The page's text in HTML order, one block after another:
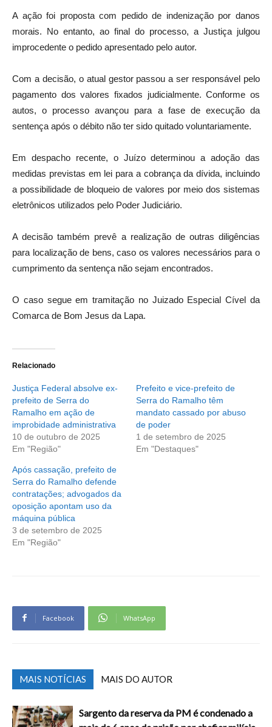
A ação foi proposta com pedido de indenização por danos
morais. No entanto, ao final do processo, a Justiça julgou
improcedente o pedido apresentado pelo autor.
Com a decisão, o atual gestor passou a ser responsável pelo
pagamento dos valores fixados judicialmente. Conforme os
autos, o processo avançou para a fase de execução da
sentença após o débito não ter sido quitado voluntariamente.
Em despacho recente, o Juízo determinou a adoção das
medidas previstas em lei para a cobrança da dívida, incluindo
a possibilidade de bloqueio de valores por meio dos sistemas
eletrônicos utilizados pelo Poder Judiciário.
A decisão também prevê a realização de outras diligências
para localização de bens, caso os valores necessários para o
cumprimento da sentença não sejam encontrados.
O caso segue em tramitação no Juizado Especial Cível da
Comarca de Bom Jesus da Lapa.
Relacionado
Justiça Federal absolve ex-
prefeito de Serra do
Ramalho em ação de
improbidade administrativa
10 de outubro de 2025
Em "Região"
Prefeito e vice-prefeito de
Serra do Ramalho têm
mandato cassado por abuso
de poder
1 de setembro de 2025
Em "Destaques"
Após cassação, prefeito de
Serra do Ramalho defende
contratações; advogados da
oposição apontam uso da
máquina pública
3 de setembro de 2025
Em "Região"
Facebook WhatsApp
MAIS NOTÍCIAS MAIS DO AUTOR
Sargento da reserva da PM é condenado a